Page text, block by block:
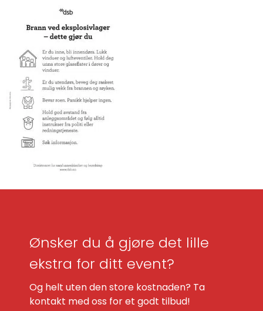
Ønsker du å gjøre det lille
ekstra for ditt event?
Og helt uten den store kostnaden? Ta
kontakt med oss for et godt tilbud!